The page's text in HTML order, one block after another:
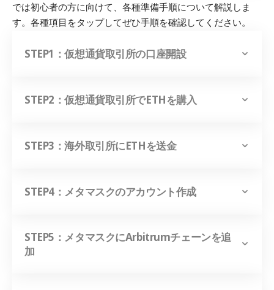
では初心者の方に向けて、各種準備手順について解説しま
す。各種項目をタップしてぜひ手順を確認してください。
STEP1：仮想通貨取引所の口座開設
STEP2：仮想通貨取引所でETHを購入
STEP3：海外取引所にETHを送金
STEP4：メタマスクのアカウント作成
STEP5：メタマスクにArbitrumチェーンを追
加